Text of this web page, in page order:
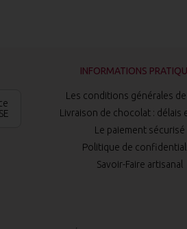
INFORMATIONS
Les conditions générales
Livraison de chocolat : délais
Le paiement sécurisé
Politique de
Savoir-Faire artisanal